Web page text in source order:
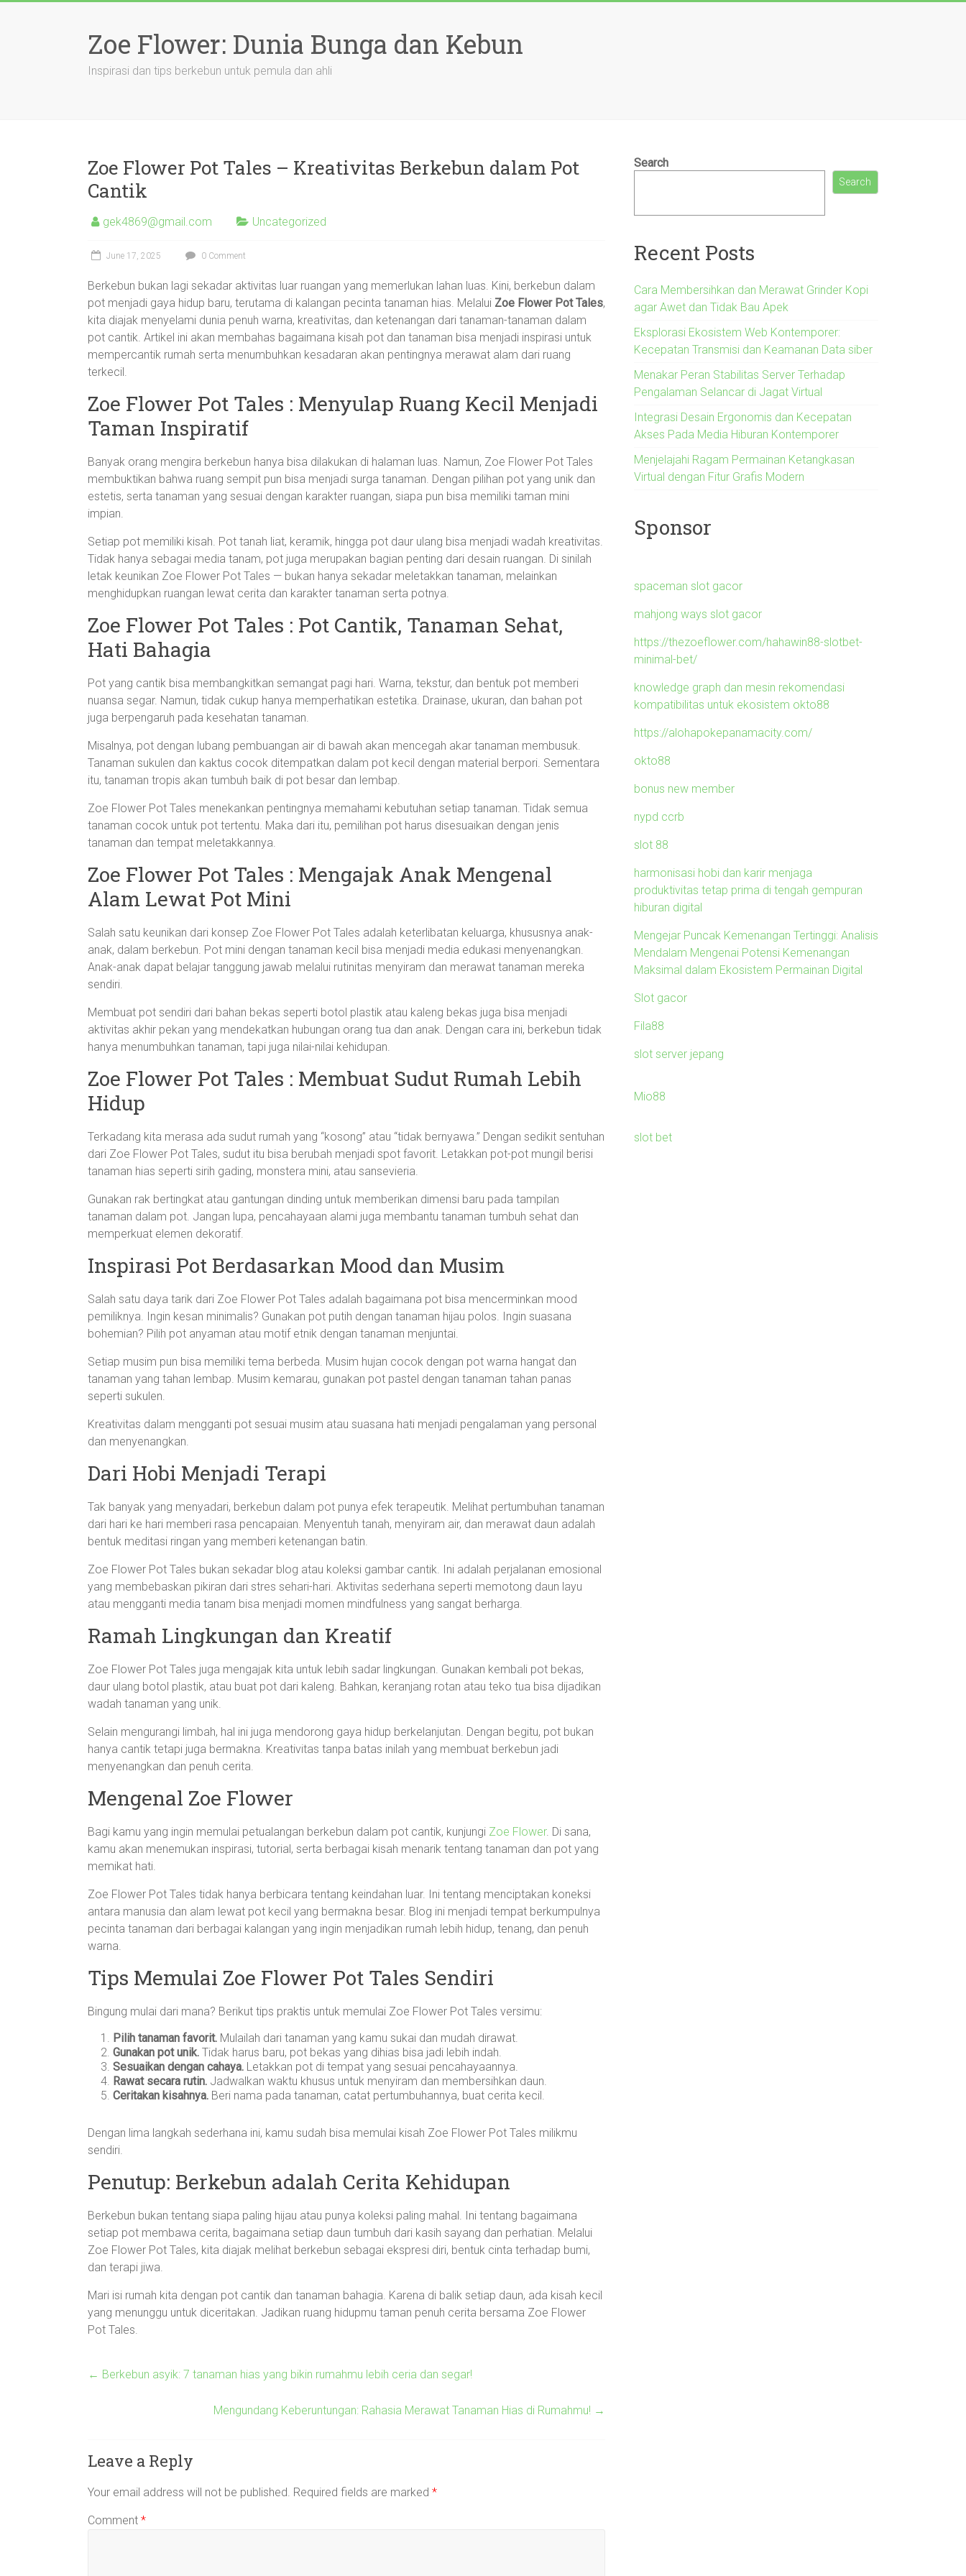
Zoe Flower: Dunia Bunga dan Kebun
Inspirasi dan tips berkebun untuk pemula dan ahli
Zoe Flower Pot Tales – Kreativitas Berkebun dalam Pot
Cantik
gek4869@gmail.com Uncategorized
June 17, 2025 0 Comment
Berkebun bukan lagi sekadar aktivitas luar ruangan yang memerlukan lahan luas. Kini, berkebun dalam
pot menjadi gaya hidup baru, terutama di kalangan pecinta tanaman hias. Melalui Zoe Flower Pot Tales,
kita diajak menyelami dunia penuh warna, kreativitas, dan ketenangan dari tanaman-tanaman dalam
pot cantik. Artikel ini akan membahas bagaimana kisah pot dan tanaman bisa menjadi inspirasi untuk
mempercantik rumah serta menumbuhkan kesadaran akan pentingnya merawat alam dari ruang
terkecil.
Zoe Flower Pot Tales : Menyulap Ruang Kecil Menjadi
Taman Inspiratif
Banyak orang mengira berkebun hanya bisa dilakukan di halaman luas. Namun, Zoe Flower Pot Tales
membuktikan bahwa ruang sempit pun bisa menjadi surga tanaman. Dengan pilihan pot yang unik dan
estetis, serta tanaman yang sesuai dengan karakter ruangan, siapa pun bisa memiliki taman mini
impian.
Setiap pot memiliki kisah. Pot tanah liat, keramik, hingga pot daur ulang bisa menjadi wadah kreativitas.
Tidak hanya sebagai media tanam, pot juga merupakan bagian penting dari desain ruangan. Di sinilah
letak keunikan Zoe Flower Pot Tales — bukan hanya sekadar meletakkan tanaman, melainkan
menghidupkan ruangan lewat cerita dan karakter tanaman serta potnya.
Zoe Flower Pot Tales : Pot Cantik, Tanaman Sehat,
Hati Bahagia
Pot yang cantik bisa membangkitkan semangat pagi hari. Warna, tekstur, dan bentuk pot memberi
nuansa segar. Namun, tidak cukup hanya memperhatikan estetika. Drainase, ukuran, dan bahan pot
juga berpengaruh pada kesehatan tanaman.
Misalnya, pot dengan lubang pembuangan air di bawah akan mencegah akar tanaman membusuk.
Tanaman sukulen dan kaktus cocok ditempatkan dalam pot kecil dengan material berpori. Sementara
itu, tanaman tropis akan tumbuh baik di pot besar dan lembap.
Zoe Flower Pot Tales menekankan pentingnya memahami kebutuhan setiap tanaman. Tidak semua
tanaman cocok untuk pot tertentu. Maka dari itu, pemilihan pot harus disesuaikan dengan jenis
tanaman dan tempat meletakkannya.
Zoe Flower Pot Tales : Mengajak Anak Mengenal
Alam Lewat Pot Mini
Salah satu keunikan dari konsep Zoe Flower Pot Tales adalah keterlibatan keluarga, khususnya anak-
anak, dalam berkebun. Pot mini dengan tanaman kecil bisa menjadi media edukasi menyenangkan.
Anak-anak dapat belajar tanggung jawab melalui rutinitas menyiram dan merawat tanaman mereka
sendiri.
Membuat pot sendiri dari bahan bekas seperti botol plastik atau kaleng bekas juga bisa menjadi
aktivitas akhir pekan yang mendekatkan hubungan orang tua dan anak. Dengan cara ini, berkebun tidak
hanya menumbuhkan tanaman, tapi juga nilai-nilai kehidupan.
Zoe Flower Pot Tales : Membuat Sudut Rumah Lebih
Hidup
Terkadang kita merasa ada sudut rumah yang “kosong” atau “tidak bernyawa.” Dengan sedikit sentuhan
dari Zoe Flower Pot Tales, sudut itu bisa berubah menjadi spot favorit. Letakkan pot-pot mungil berisi
tanaman hias seperti sirih gading, monstera mini, atau sansevieria.
Gunakan rak bertingkat atau gantungan dinding untuk memberikan dimensi baru pada tampilan
tanaman dalam pot. Jangan lupa, pencahayaan alami juga membantu tanaman tumbuh sehat dan
memperkuat elemen dekoratif.
Inspirasi Pot Berdasarkan Mood dan Musim
Salah satu daya tarik dari Zoe Flower Pot Tales adalah bagaimana pot bisa mencerminkan mood
pemiliknya. Ingin kesan minimalis? Gunakan pot putih dengan tanaman hijau polos. Ingin suasana
bohemian? Pilih pot anyaman atau motif etnik dengan tanaman menjuntai.
Setiap musim pun bisa memiliki tema berbeda. Musim hujan cocok dengan pot warna hangat dan
tanaman yang tahan lembap. Musim kemarau, gunakan pot pastel dengan tanaman tahan panas
seperti sukulen.
Kreativitas dalam mengganti pot sesuai musim atau suasana hati menjadi pengalaman yang personal
dan menyenangkan.
Dari Hobi Menjadi Terapi
Tak banyak yang menyadari, berkebun dalam pot punya efek terapeutik. Melihat pertumbuhan tanaman
dari hari ke hari memberi rasa pencapaian. Menyentuh tanah, menyiram air, dan merawat daun adalah
bentuk meditasi ringan yang memberi ketenangan batin.
Zoe Flower Pot Tales bukan sekadar blog atau koleksi gambar cantik. Ini adalah perjalanan emosional
yang membebaskan pikiran dari stres sehari-hari. Aktivitas sederhana seperti memotong daun layu
atau mengganti media tanam bisa menjadi momen mindfulness yang sangat berharga.
Ramah Lingkungan dan Kreatif
Zoe Flower Pot Tales juga mengajak kita untuk lebih sadar lingkungan. Gunakan kembali pot bekas,
daur ulang botol plastik, atau buat pot dari kaleng. Bahkan, keranjang rotan atau teko tua bisa dijadikan
wadah tanaman yang unik.
Selain mengurangi limbah, hal ini juga mendorong gaya hidup berkelanjutan. Dengan begitu, pot bukan
hanya cantik tetapi juga bermakna. Kreativitas tanpa batas inilah yang membuat berkebun jadi
menyenangkan dan penuh cerita.
Mengenal Zoe Flower
Bagi kamu yang ingin memulai petualangan berkebun dalam pot cantik, kunjungi Zoe Flower. Di sana,
kamu akan menemukan inspirasi, tutorial, serta berbagai kisah menarik tentang tanaman dan pot yang
memikat hati.
Zoe Flower Pot Tales tidak hanya berbicara tentang keindahan luar. Ini tentang menciptakan koneksi
antara manusia dan alam lewat pot kecil yang bermakna besar. Blog ini menjadi tempat berkumpulnya
pecinta tanaman dari berbagai kalangan yang ingin menjadikan rumah lebih hidup, tenang, dan penuh
warna.
Tips Memulai Zoe Flower Pot Tales Sendiri
Bingung mulai dari mana? Berikut tips praktis untuk memulai Zoe Flower Pot Tales versimu:
Pilih tanaman favorit. Mulailah dari tanaman yang kamu sukai dan mudah dirawat.
Gunakan pot unik. Tidak harus baru, pot bekas yang dihias bisa jadi lebih indah.
Sesuaikan dengan cahaya. Letakkan pot di tempat yang sesuai pencahayaannya.
Rawat secara rutin. Jadwalkan waktu khusus untuk menyiram dan membersihkan daun.
Ceritakan kisahnya. Beri nama pada tanaman, catat pertumbuhannya, buat cerita kecil.
Dengan lima langkah sederhana ini, kamu sudah bisa memulai kisah Zoe Flower Pot Tales milikmu
sendiri.
Penutup: Berkebun adalah Cerita Kehidupan
Berkebun bukan tentang siapa paling hijau atau punya koleksi paling mahal. Ini tentang bagaimana
setiap pot membawa cerita, bagaimana setiap daun tumbuh dari kasih sayang dan perhatian. Melalui
Zoe Flower Pot Tales, kita diajak melihat berkebun sebagai ekspresi diri, bentuk cinta terhadap bumi,
dan terapi jiwa.
Mari isi rumah kita dengan pot cantik dan tanaman bahagia. Karena di balik setiap daun, ada kisah kecil
yang menunggu untuk diceritakan. Jadikan ruang hidupmu taman penuh cerita bersama Zoe Flower
Pot Tales.
← Berkebun asyik: 7 tanaman hias yang bikin rumahmu lebih ceria dan segar!
Mengundang Keberuntungan: Rahasia Merawat Tanaman Hias di Rumahmu! →
Leave a Reply
Your email address will not be published. Required fields are marked *
Comment *
Search
Search
Recent Posts
Cara Membersihkan dan Merawat Grinder Kopi
agar Awet dan Tidak Bau Apek
Eksplorasi Ekosistem Web Kontemporer:
Kecepatan Transmisi dan Keamanan Data siber
Menakar Peran Stabilitas Server Terhadap
Pengalaman Selancar di Jagat Virtual
Integrasi Desain Ergonomis dan Kecepatan
Akses Pada Media Hiburan Kontemporer
Menjelajahi Ragam Permainan Ketangkasan
Virtual dengan Fitur Grafis Modern
Sponsor
spaceman slot gacor
mahjong ways slot gacor
https://thezoeflower.com/hahawin88-slotbet-
minimal-bet/
knowledge graph dan mesin rekomendasi
kompatibilitas untuk ekosistem okto88
https://alohapokepanamacity.com/
okto88
bonus new member
nypd ccrb
slot 88
harmonisasi hobi dan karir menjaga
produktivitas tetap prima di tengah gempuran
hiburan digital
Mengejar Puncak Kemenangan Tertinggi: Analisis
Mendalam Mengenai Potensi Kemenangan
Maksimal dalam Ekosistem Permainan Digital
Slot gacor
Fila88
slot server jepang
Mio88
slot bet